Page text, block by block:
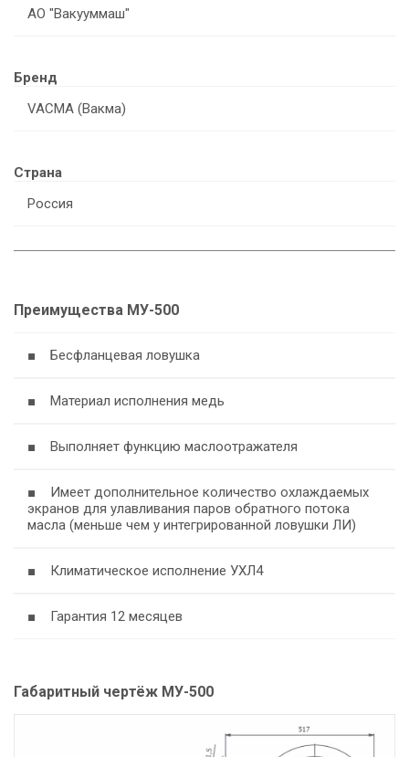
АО "Вакууммаш"
Бренд
VACMA (Вакма)
Страна
Россия
Преимущества МУ-500
■ Бесфланцевая ловушка
■ Материал исполнения медь
■ Выполняет функцию маслоотражателя
■ Имеет дополнительное количество охлаждаемых
экранов для улавливания паров обратного потока
масла (меньше чем у интегрированной ловушки ЛИ)
■ Климатическое исполнение УХЛ4
■ Гарантия 12 месяцев
Габаритный чертёж МУ-500